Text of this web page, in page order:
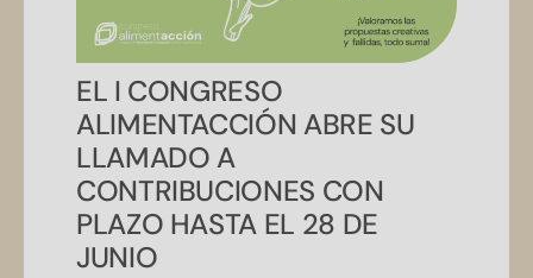
EL I CONGRESO
ALIMENTACCIÓN ABRE SU
LLAMADO A
CONTRIBUCIONES CON
PLAZO HASTA EL 28 DE
JUNIO